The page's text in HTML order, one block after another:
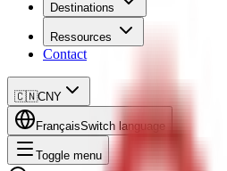
Destinations
Ressources
Contact
🇨🇳CNY
FrançaisSwitch language
Toggle menu